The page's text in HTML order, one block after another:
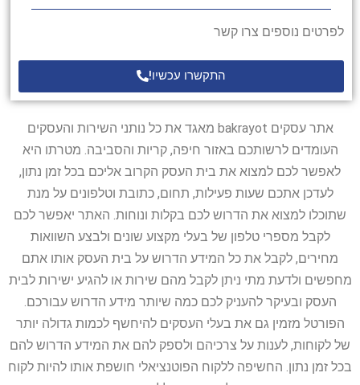
לפרטים נוספים צרו קשר
התקשרו עכשיו!
אתר עסקים bakrayot מאגד את כל נותני השירות והעסקים
העומדים לרשותכם באזור חיפה, קריות והסביבה. מטרתו היא
לאפשר לכם למצוא את בית העסק הקרוב אליכם בכל זמן נתון,
לעדכן אתכם שעות פעילות, תחום, כתובת וטלפונים על מנת
שתוכלו למצוא את הדרוש לכם בקלות ונוחות. האתר יאפשר לכם
לקבל מספרי טלפון של בעלי מקצוע שונים ולבצע השוואות
מחירים, לקבל את כל המידע הדרוש על בית העסק אותו אתם
מחפשים ולדעת מתי ניתן לקבל מהם שירות או להגיע ישירות לבית
העסק ובעיקר להעניק לכם כמה שיותר מידע הדרוש עבורכם.
הפורטל מזמין גם את בעלי העסקים להיחשף לכמות גדולה יותר
של לקוחות, לענות על צרכיהם ולספק להם את המידע הדרוש להם
בכל זמן נתון. החשיפה ללקוח הפוטנציאלי חושפת אותו להיות לקוח